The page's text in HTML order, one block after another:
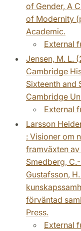
of Gender, A
of Modernity
Academic.
External
Jensen, M. L.
Cambridge
Sixteenth and
Cambridge
External
Larsson
: Visioner om
framväxten
Smedberg,
Gustafsson,
förväntad
Press.
External